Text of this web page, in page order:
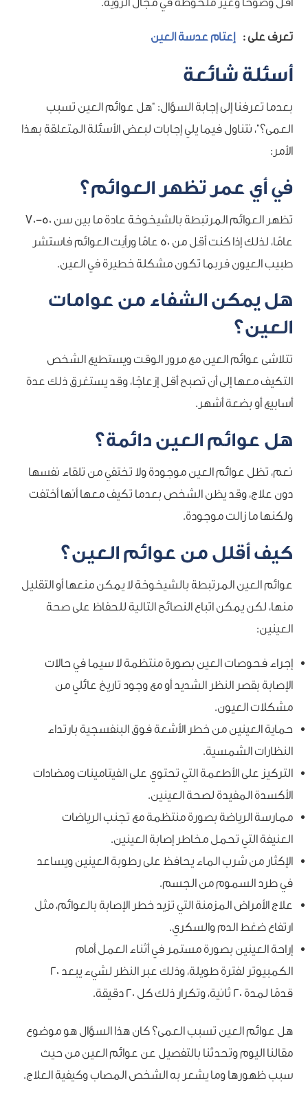
تعرف على : إعتام عدسة العين
أسئلة شائعة
بعدما تعرفنا إلى إجابة السؤال: “هل عوائم العين تسبب
العمى؟”، نتناول فيما يلي إجابات لبعض الأسئلة المتعلقة بهذا
الأمر:
في أي عمر تظهر العوائم؟
تظهر العوائم المرتبطة بالشيخوخة عادة ما بين سن 50-70
عامًا، لذلك إذا كنت أقل من 50 عامًا ورأيت العوائم فاستشر
طبيب العيون فربما تكون مشكلة خطيرة في العين.
هل يمكن الشفاء من عوامات
العين؟
تتلاشى عوائم العين مع مرور الوقت ويستطيع الشخص
التكيف معها إلى أن تصبح أقل إزعاجًا، وقد يستغرق ذلك عدة
أسابيع أو بضعة أشهر.
هل عوائم العين دائمة؟
نعم، تظل عوائم العين موجودة ولا تختفي من تلقاء نفسها
دون علاج، وقد يظن الشخص بعدما تكيف معها أنها أختفت
ولكنها ما زالت موجودة.
كيف أقلل من عوائم العين؟
عوائم العين المرتبطة بالشيخوخة لا يمكن منعها أو التقليل
منها، لكن يمكن اتباع النصائح التالية للحفاظ على صحة
العينين:
إجراء فحوصات العين بصورة منتظمة لا سيما في حالات
الإصابة بقصر النظر الشديد أو مع وجود تاريخ عائلي من
مشكلات العيون.
حماية العينين من خطر الأشعة فوق البنفسجية بارتداء
النظارات الشمسية.
التركيز على الأطعمة التي تحتوي على الفيتامينات ومضادات
الأكسدة المفيدة لصحة العينين.
ممارسة الرياضة بصورة منتظمة مع تجنب الرياضات
العنيفة التي تحمل مخاطر إصابة العينين.
الإكثار من شرب الماء يحافظ على رطوبة العينين ويساعد
في طرد السموم من الجسم.
علاج الأمراض المزمنة التي تزيد خطر الإصابة بالعوائم، مثل
ارتفاع ضغط الدم والسكري.
إراحة العينين بصورة مستمر في أثناء العمل أمام
الكمبيوتر لفترة طويلة، وذلك عبر النظر لشيء يبعد 20
قدمًا لمدة 20 ثانية، وتكرار ذلك كل 20 دقيقة.
هل عوائم العين تسبب العمى؟ كان هذا السؤال هو موضوع
مقالنا اليوم وتحدثنا بالتفصيل عن عوائم العين من حيث
سبب ظهورها وما يشعر به الشخص المصاب وكيفية العلاج.